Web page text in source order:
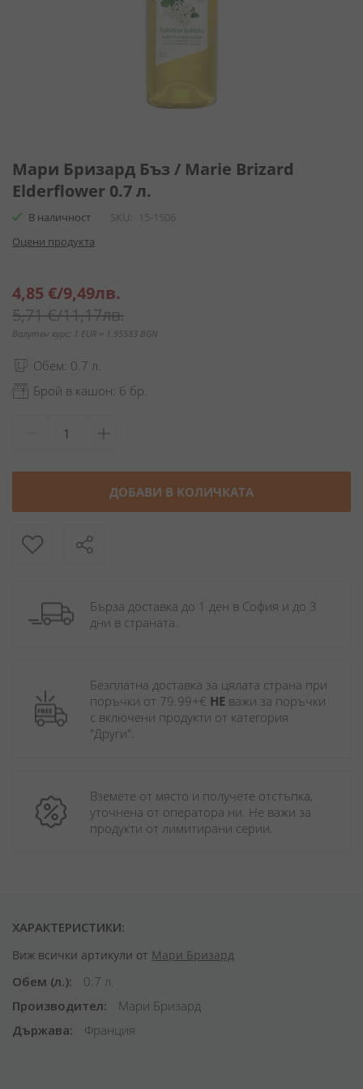
към
началото
на
галерия
снимки
Мари Бризард Бъз / Marie Brizard
Elderflower 0.7 л.
В наличност SKU
15-1506
Оцени продукта
Специална
цена
4,85 €/9,49лв.
5,71 €/11,17лв.
Валутен курс: 1 EUR = 1.95583 BGN
Обем: 0.7 л.
Брой в кашон: 6 бр.
ДОБАВИ В КОЛИЧКАТА
Бърза доставка до 1 ден в София и до 3
дни в страната.
Безплатна доставка за цялата страна при
поръчки от 79.99+€ НЕ важи за поръчки
с включени продукти от категория
"Други".
Вземете от място и получете отстъпка,
уточнена от оператора ни. Не важи за
продукти от лимитирани серии.
ХАРАКТЕРИСТИКИ:
Виж всички артикули от Мари Бризард
Обем (л.)
0.7 л.
Производител
Мари Бризард
Държава
Франция